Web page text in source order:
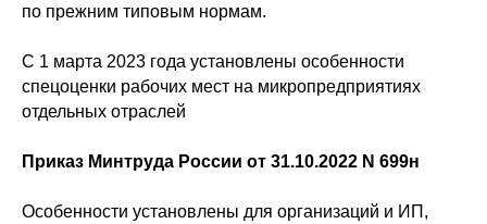
по прежним типовым нормам.
С 1 марта 2023 года установлены особенности
спецоценки рабочих мест на микропредприятиях
отдельных отраслей
Приказ Минтруда России от 31.10.2022 N 699н
Особенности установлены для организаций и ИП,